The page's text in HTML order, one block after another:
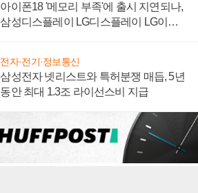
아이폰18 '메모리 부족'에 출시 지연되나,
삼성디스플레이 LG디스플레이 LG이노
전자·전기·정보통신
삼성전자 넷리스트와 특허분쟁 매듭, 5년
동안 최대 1.3조 라이선스비 지급